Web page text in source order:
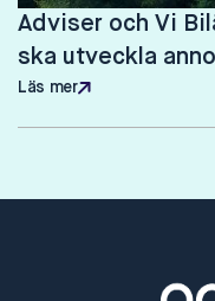
Adviser och Vi
ska utveckla
Läs mer